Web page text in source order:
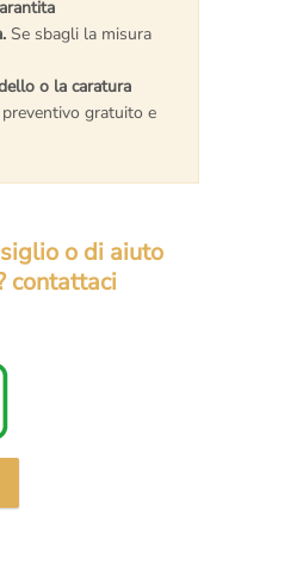
Se sbagli la misura
o la caratura
gratuito e
o di aiuto
contattaci